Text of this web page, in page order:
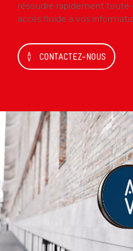
résoudre rapidement toute
accès fluide à vos
CONTACTEZ-NOUS